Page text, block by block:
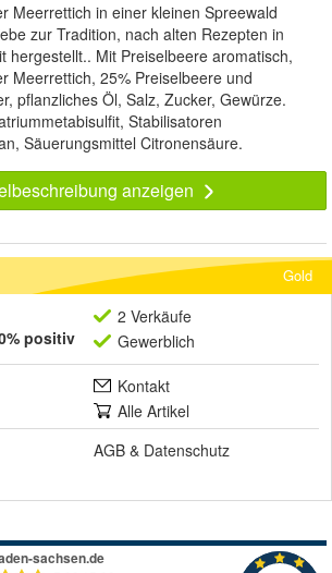
Meerrettich in einer kleinen Spreewald
zur Tradition, nach alten Rezepten in
hergestellt.. Mit Preiselbeere aromatisch,
Meerrettich, 25% Preiselbeere und
pflanzliches Öl, Salz, Zucker, Gewürze.
Stabilisatoren
Säuerungsmittel Citronensäure.
anzeigen
Gold
positiv
2 Verkäufe
Gewerblich
Kontakt
Alle Artikel
AGB & Datenschutz